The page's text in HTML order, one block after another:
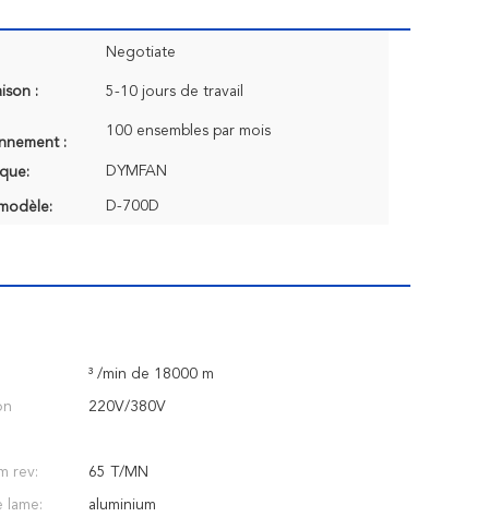
Negotiate
: 5-10 jours de travail
:
100 ensembles par mois
DYMFAN
D-700D
³ /min de 18000 m
220V/380V
rev: 65 T/MN
lame: aluminium